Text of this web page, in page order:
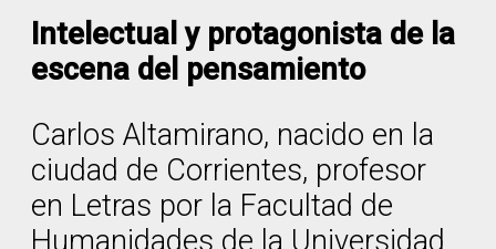
Intelectual y protagonista de la
escena del pensamiento
Carlos Altamirano, nacido en la
ciudad de Corrientes, profesor
en Letras por la Facultad de
Humanidades de la Universidad